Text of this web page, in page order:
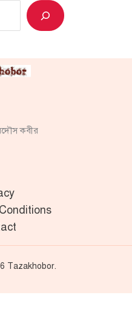
কবীর
Tazakhobor.